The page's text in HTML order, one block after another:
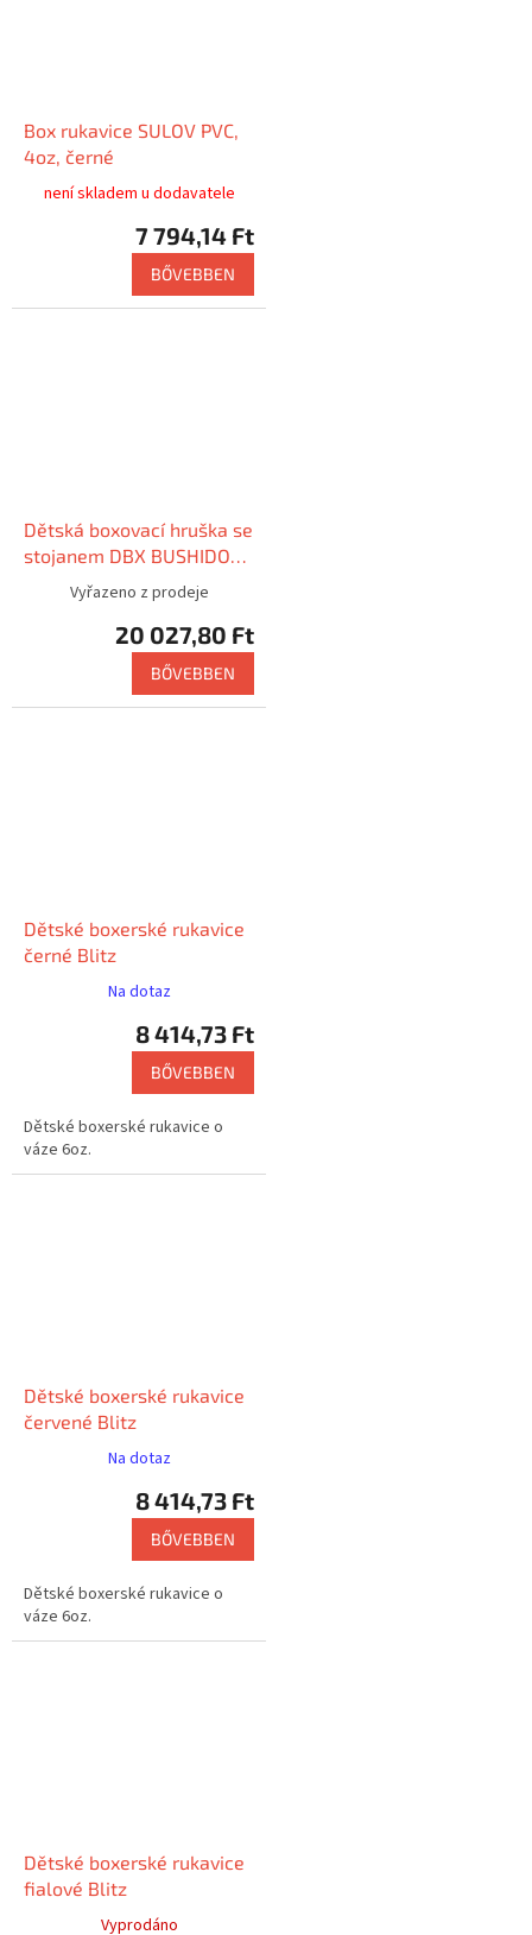
Box rukavice SULOV PVC,
4oz, černé
není skladem u dodavatele
7 794,14 Ft
BŐVEBBEN
Dětská boxovací hruška se
stojanem DBX BUSHIDO
Vyřazeno z prodeje
20 027,80 Ft
BŐVEBBEN
Dětské boxerské rukavice
černé Blitz
Na dotaz
8 414,73 Ft
BŐVEBBEN
Dětské boxerské rukavice o
váze 6oz.
Dětské boxerské rukavice
červené Blitz
Na dotaz
8 414,73 Ft
BŐVEBBEN
Dětské boxerské rukavice o
váze 6oz.
Dětské boxerské rukavice
fialové Blitz
Vyprodáno